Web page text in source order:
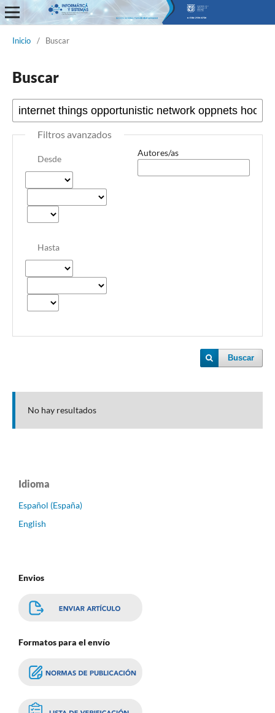
Informática y Sistemas
Inicio / Buscar
Buscar
Filtros avanzados
Desde
Hasta
Autores/as
Buscar
No hay resultados
Idioma
Español (España)
English
Envios
Formatos para el envío